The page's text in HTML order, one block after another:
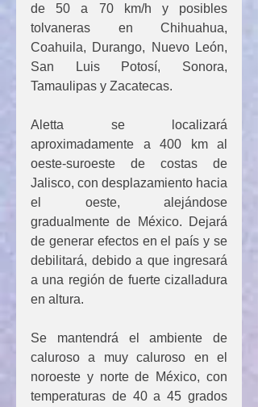
de 50 a 70 km/h y posibles
tolvaneras en Chihuahua,
Coahuila, Durango, Nuevo León,
San Luis Potosí, Sonora,
Tamaulipas y Zacatecas.
Aletta se localizará
aproximadamente a 400 km al
oeste-suroeste de costas de
Jalisco, con desplazamiento hacia
el oeste, alejándose
gradualmente de México. Dejará
de generar efectos en el país y se
debilitará, debido a que ingresará
a una región de fuerte cizalladura
en altura.
Se mantendrá el ambiente de
caluroso a muy caluroso en el
noroeste y norte de México, con
temperaturas de 40 a 45 grados